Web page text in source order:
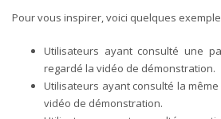
Pour vous inspirer, voici quelques
Utilisateurs ayant consulté une
regardé la vidéo de démonstration.
Utilisateurs ayant consulté la
vidéo de démonstration.